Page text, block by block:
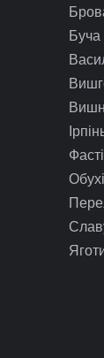
Буча